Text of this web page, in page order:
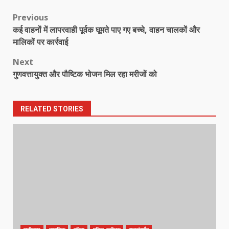
Post
navigation
Previous
कई वाहनों में लापरवाही पूर्वक घूमते पाए गए बच्चे, वाहन चालकों और
मालिकों पर कार्रवाई
Next
गुणवत्तायुक्त और पौष्टिक भोजन मिल रहा मरीजों को
RELATED STORIES